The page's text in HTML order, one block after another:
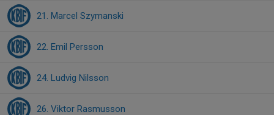
21. Marcel Szymanski
22. Emil Persson
24. Ludvig Nilsson
26. Viktor Rasmusson